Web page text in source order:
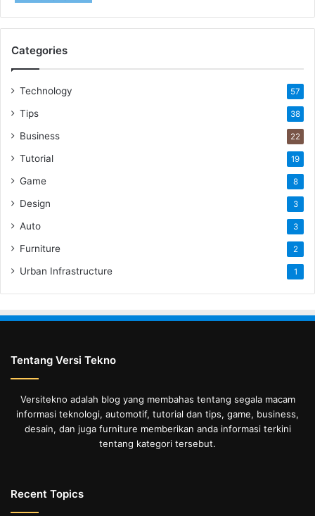
Categories
Technology 57
Tips 38
Business 22
Tutorial 19
Game 8
Design 3
Auto 3
Furniture 2
Urban Infrastructure 1
Tentang Versi Tekno
Versitekno adalah blog yang membahas tentang segala macam
informasi teknologi, automotif, tutorial dan tips, game, business,
desain, dan juga furniture memberikan anda informasi terkini
tentang kategori tersebut.
Recent Topics